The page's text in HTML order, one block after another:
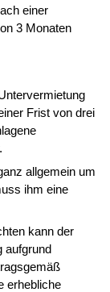
einer
3 Monaten
Frist von drei
allgemein um
ihm eine
kann der
aufgrund
erhebliche